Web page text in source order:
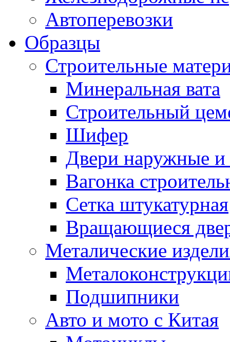
Автоперевозки
Образцы
Строительные
Минеральная вата
Строительный
Шифер
Двери наружные и
Вагонка
Сетка штукатурная
Вращающиеся
Металические
Подшипники
Авто и мото с Китая